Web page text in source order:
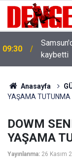
09:30
kaybetti
Anasayfa
YAŞAMA
DOWM
YAŞAMA
Yayınlanma: 26 Kasım